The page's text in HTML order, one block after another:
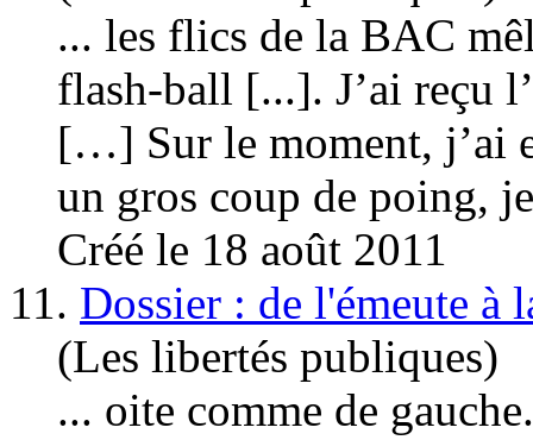
... les flics de la BAC
flash-ball [...]. J’ai reçu
[…] Sur le moment, j’ai
un gros coup de poing,
Créé le 18 août 2011
11. Dossier : de l'émeute à
(Les libertés publiques)
... oite comme de gauche